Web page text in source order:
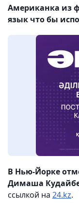
Американка из
язык что бы
В Нью-Йорке
Димаша
ссылкой на 24.kz.